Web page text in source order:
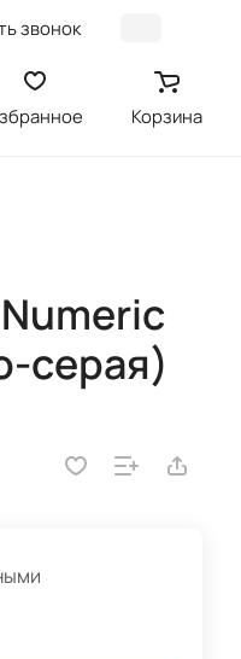
звонок
Корзина
серая)